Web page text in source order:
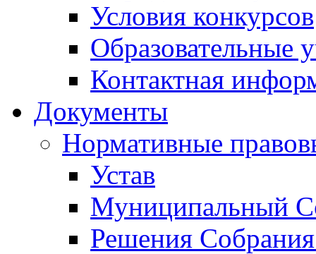
Условия конкурсов
Образовательные
Контактная
Документы
Нормативные
Устав
Муниципальный
Решения